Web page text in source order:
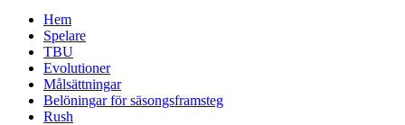
Hem
Spelare
TBU
Evolutioner
Målsättningar
Belöningar för säsongsframsteg
Rush